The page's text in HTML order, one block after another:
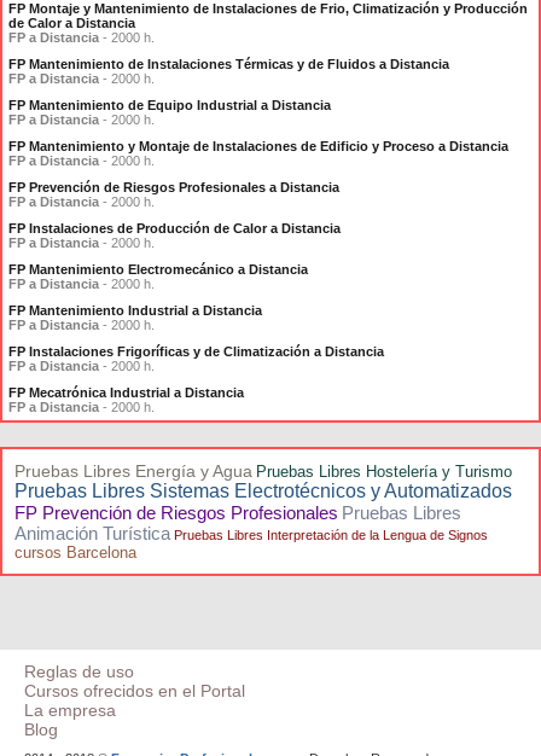
FP Montaje y Mantenimiento de Instalaciones de Frio, Climatización y Producción
de Calor a Distancia
FP a Distancia - 2000 h.
FP Mantenimiento de Instalaciones Térmicas y de Fluidos a Distancia
FP a Distancia - 2000 h.
FP Mantenimiento de Equipo Industrial a Distancia
FP a Distancia - 2000 h.
FP Mantenimiento y Montaje de Instalaciones de Edificio y Proceso a Distancia
FP a Distancia - 2000 h.
FP Prevención de Riesgos Profesionales a Distancia
FP a Distancia - 2000 h.
FP Instalaciones de Producción de Calor a Distancia
FP a Distancia - 2000 h.
FP Mantenimiento Electromecánico a Distancia
FP a Distancia - 2000 h.
FP Mantenimiento Industrial a Distancia
FP a Distancia - 2000 h.
FP Instalaciones Frigoríficas y de Climatización a Distancia
FP a Distancia - 2000 h.
FP Mecatrónica Industrial a Distancia
FP a Distancia - 2000 h.
Pruebas Libres Energía y Agua Pruebas Libres Hostelería y Turismo
Pruebas Libres Sistemas Electrotécnicos y Automatizados
FP Prevención de Riesgos Profesionales Pruebas Libres
Animación Turística Pruebas Libres Interpretación de la Lengua de Signos
cursos Barcelona
Reglas de uso
Cursos ofrecidos en el Portal
La empresa
Blog